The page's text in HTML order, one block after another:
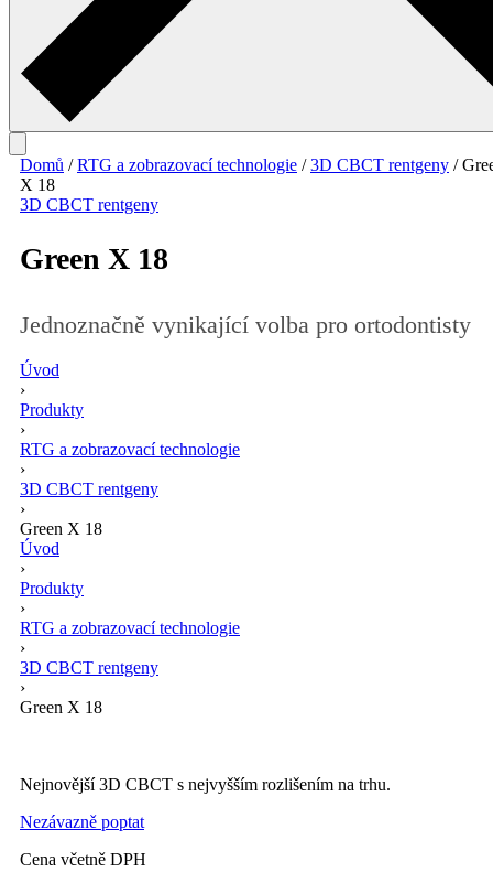
Domů /RTG a zobrazovací technologie /3D CBCT rentgeny /
X 18
3D CBCT rentgeny
Green X 18
Jednoznačně vynikající volba pro ortodontisty
Úvod
›
Produkty
›
RTG a zobrazovací technologie
›
3D CBCT rentgeny
›
Green X 18
Úvod
›
Produkty
›
RTG a zobrazovací technologie
›
3D CBCT rentgeny
›
Green X 18
Nejnovější 3D CBCT s nejvyšším rozlišením na trhu.
Nezávazně poptat
Cena včetně DPH